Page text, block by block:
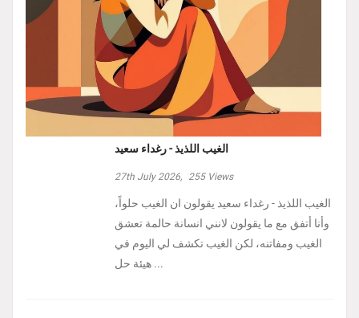
الغيب اللذيذ - رغداء سعيد
27th July 2026, 255Views
الغيب اللذيذ - رغداء سعيد يقولون ان الغيب حلواً،
وأنا أتفق مع ما يقولون لانني انسانة حالمة تعشق
الغيب ومفاتنه، لكن الغيب تكشف لي اليوم في
هيئة حل ...